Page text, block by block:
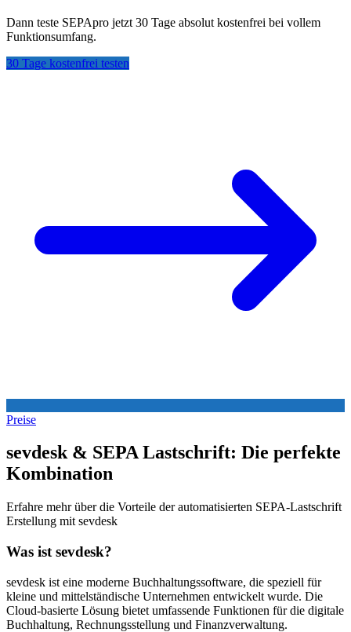
Dann teste SEPApro jetzt 30 Tage absolut kostenfrei bei vollem
Funktionsumfang.
30 Tage kostenfrei testen
Preise
sevdesk & SEPA Lastschrift: Die perfekte
Kombination
Erfahre mehr über die Vorteile der automatisierten SEPA-Lastschrift
Erstellung mit sevdesk
Was ist sevdesk?
sevdesk ist eine moderne Buchhaltungssoftware, die speziell für
kleine und mittelständische Unternehmen entwickelt wurde. Die
Cloud-basierte Lösung bietet umfassende Funktionen für die digitale
Buchhaltung, Rechnungsstellung und Finanzverwaltung.